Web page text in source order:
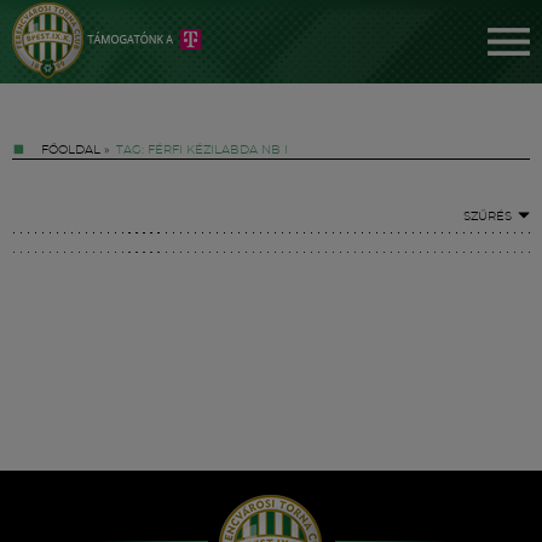
FŐOLDAL » TAG: FÉRFI KÉZILABDA NB I
SZŰRÉS
Hírek